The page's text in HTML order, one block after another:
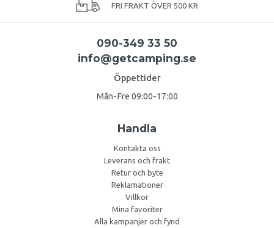
FRI FRAKT ÖVER 500 KR
090-349 33 50
info@getcamping.se
Öppettider
Mån-Fre 09:00-17:00
Handla
Kontakta oss
Leverans och frakt
Retur och byte
Reklamationer
Villkor
Mina favoriter
Alla kampanjer och fynd